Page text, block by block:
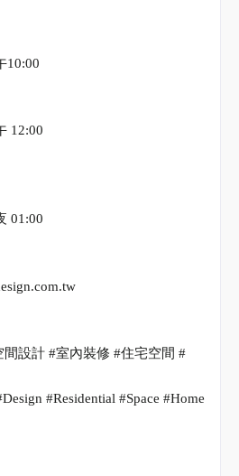
10:00
12:00
01:00
間設計 #室內裝修 #住宅空間 #
#Residential #Space #Home